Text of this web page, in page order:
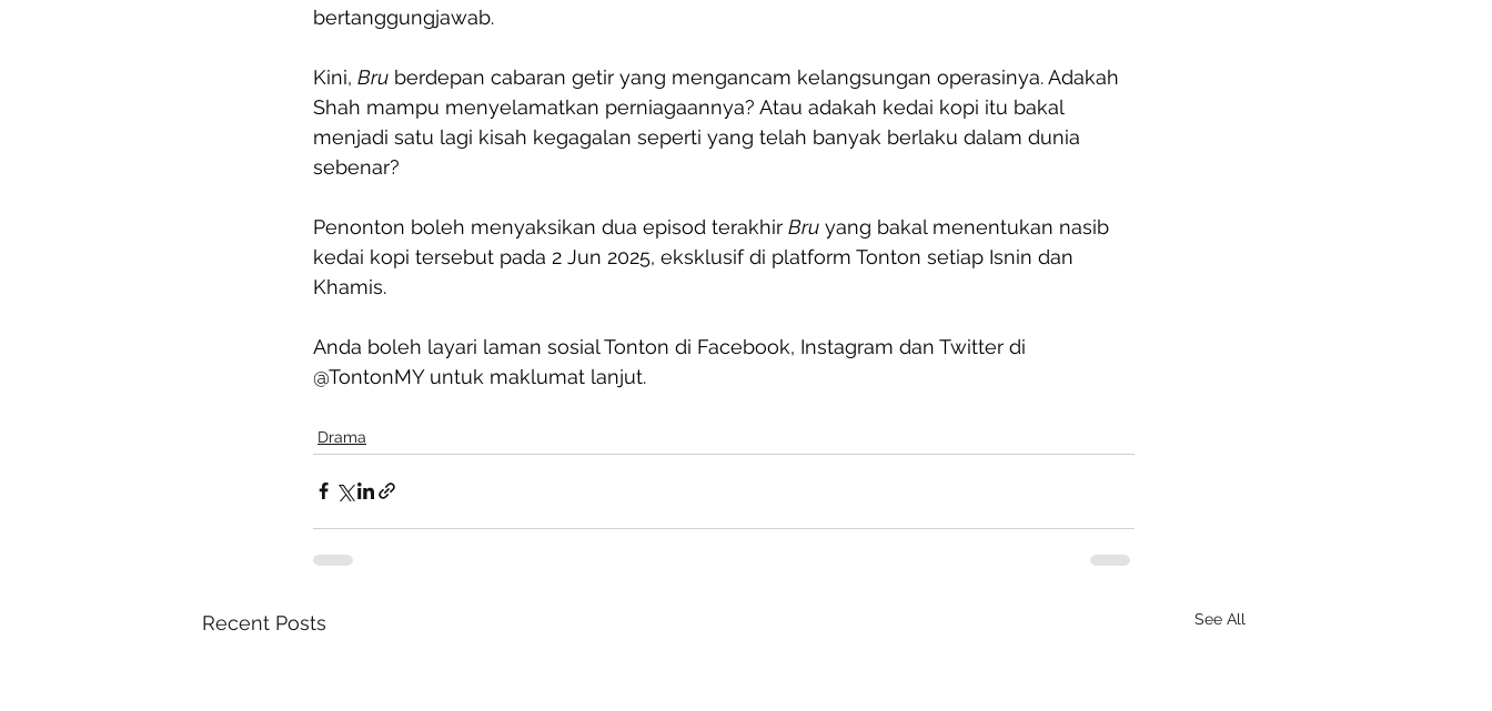
bertanggungjawab.
Kini, Bru berdepan cabaran getir yang mengancam kelangsungan operasinya. Adakah
Shah mampu menyelamatkan perniagaannya? Atau adakah kedai kopi itu bakal
menjadi satu lagi kisah kegagalan seperti yang telah banyak berlaku dalam dunia
sebenar?
Penonton boleh menyaksikan dua episod terakhir Bru yang bakal menentukan nasib
kedai kopi tersebut pada 2 Jun 2025, eksklusif di platform Tonton setiap Isnin dan
Khamis.
Anda boleh layari laman sosial Tonton di Facebook, Instagram dan Twitter di
@TontonMY untuk maklumat lanjut.
Drama
Recent Posts See All